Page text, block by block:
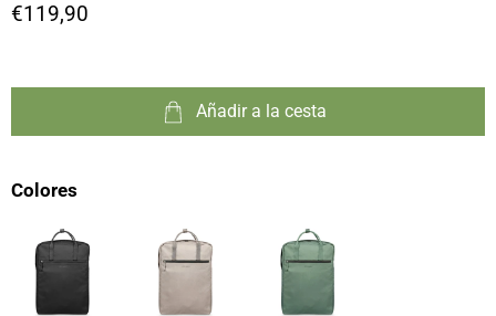
€119,90
Añadir a la cesta
Colores